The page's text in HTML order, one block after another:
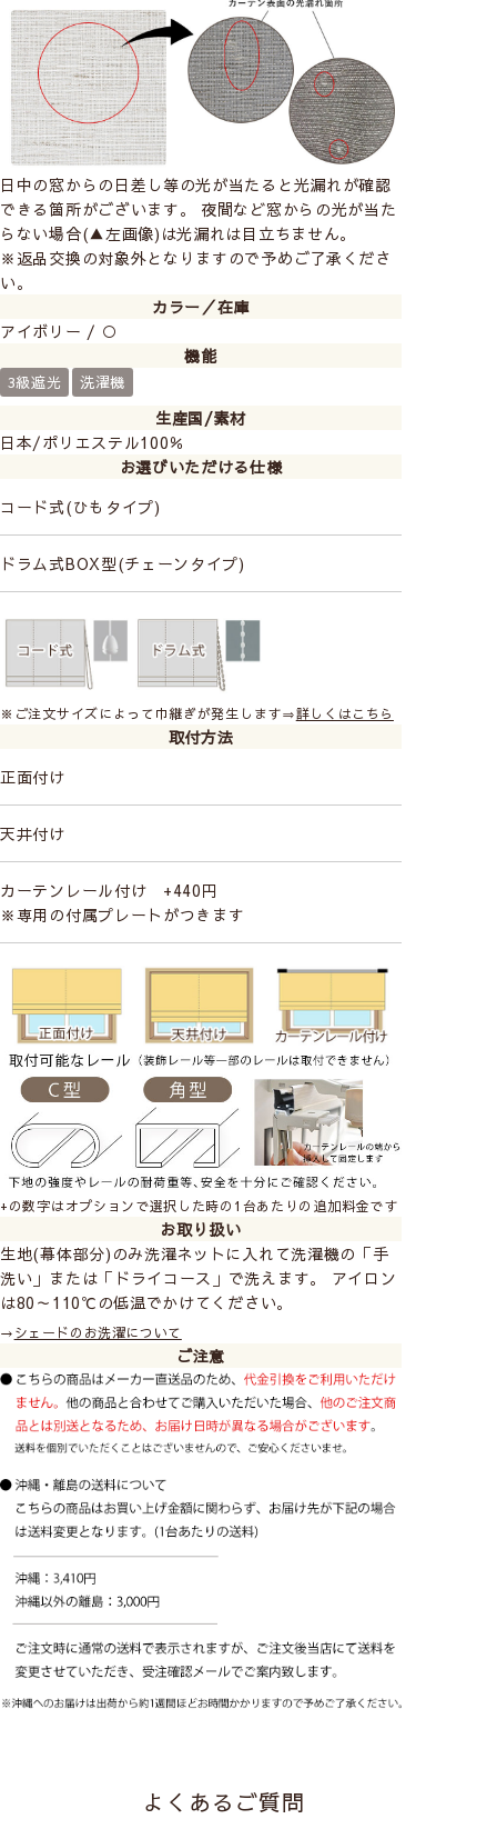
コード式
（ひもタイ
プ）
ドラム式（チェーンタ
イプ）
シングルシェード【コード式】
コード(ひも)操作で昇降
せまい幅の小窓におすすめ
長い丈の場合、昇降に力が必要です。
広い幅の窓は昇降コードが切れるおそれがありお勧
柄の位置（模様の出し方）は指定できません。
ボールチェーン操作で昇降
操作が軽い
広い幅の窓におすすめ
耐久性がある
TOSOのドラム式メカを使用しています。BOX型
なので、窓側(裏面)もすっきりまとまっています。
メカに厚みがあり重くなるため、カーテンレール付
けには不向きです。
柄の位置（模様の出し方）は指定できません。
お子様がいるお家でも
れます。外れても元に戻せます。
日中の窓からの日差し等の光が当たると光漏れが確認
できる箇所がございます。 夜間など窓からの光が当た
らない場合(▲左画像)は光漏れは目立ちません。
※返品交換の対象外となりますので予めご了承くださ
い。
カラー／在庫
アイボリー / ○
機能
3級遮光 洗濯機
生産国/素材
日本/ポリエステル100％
お選びいただける仕様
コード式(ひもタイプ)
ドラム式BOX型(チェーンタイプ)
※ご注文サイズによって巾継ぎが発生します⇒詳しくはこちら
取付方法
正面付け
天井付け
カーテンレール付け +440円
※専用の付属プレートがつきます
+の数字はオプションで選択した時の1台あたりの追加料金です
お取り扱い
生地(幕体部分)のみ洗濯ネットに入れて洗濯機の「手
洗い」または「ドライコース」で洗えます。 アイロン
は80～110℃の低温でかけてください。
→シェードのお洗濯について
ご注意
よくあるご質問